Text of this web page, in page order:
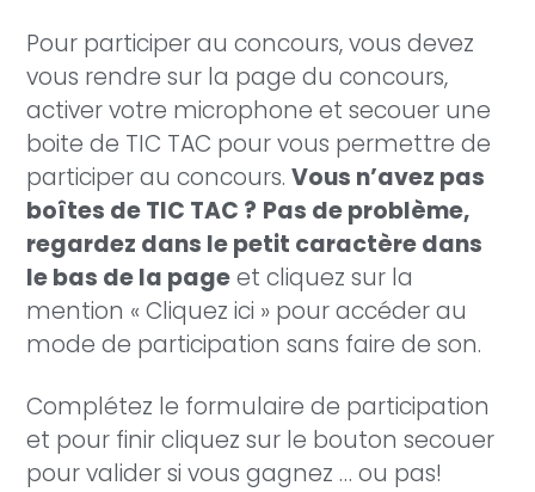
Pour participer au concours, vous devez
vous rendre sur la page du concours,
activer votre microphone et secouer une
boite de TIC TAC pour vous permettre de
participer au concours.Vous n’avez pas
boîtes de TIC TAC ? Pas de problème,
regardez dans le petit caractère dans
le bas de la pageet cliquez sur la
mention « Cliquez ici » pour accéder au
mode de participation sans faire de son.
Complétez le formulaire de participation
et pour finir cliquez sur le bouton secouer
pour valider si vous gagnez … ou pas!